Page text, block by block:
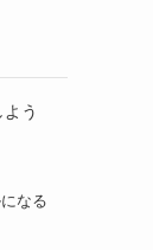
う
なる